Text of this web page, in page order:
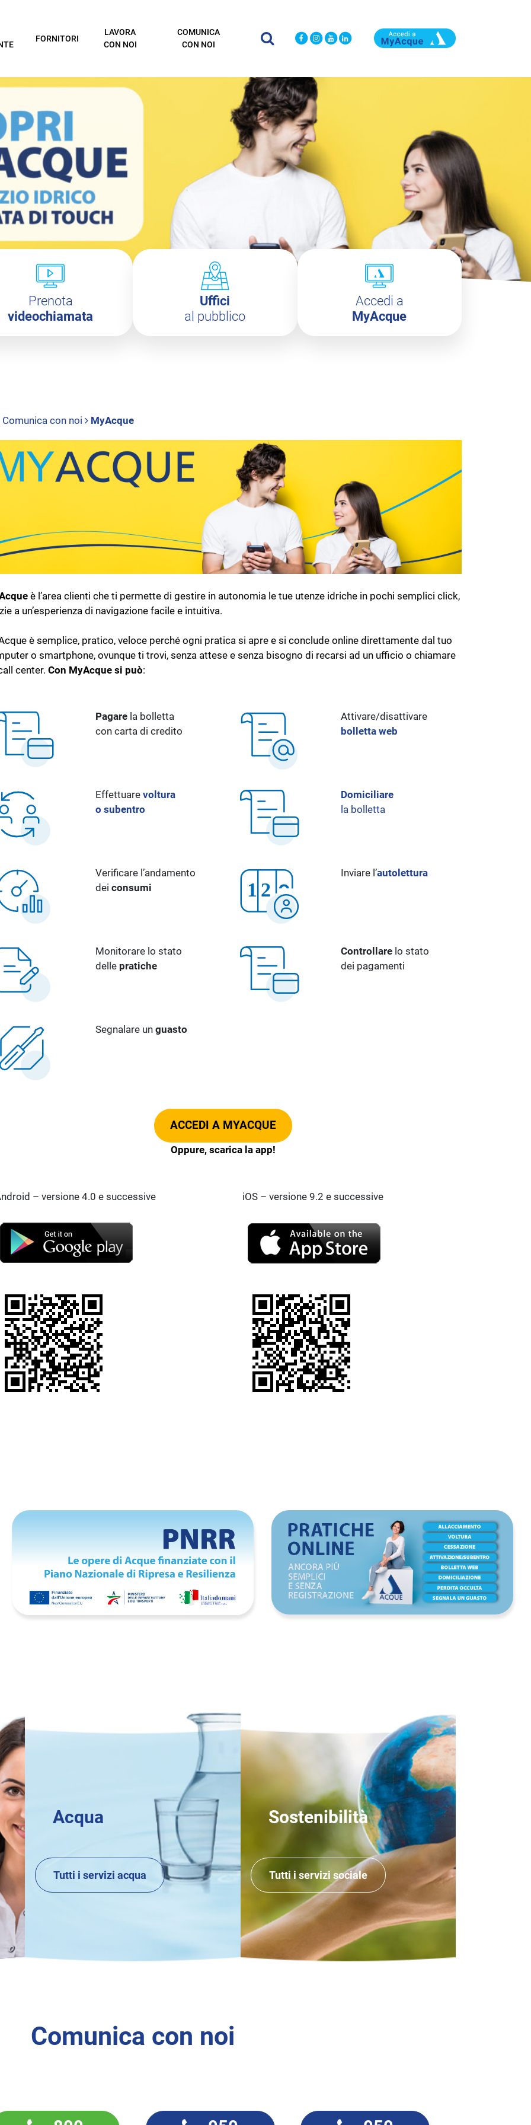
FORNITORI
LAVORA
CON NOI
COMUNICA
CON NOI
Prenota
videochiamata
Uffici
al pubblico
Accedi a
MyAcque
Comunica con noi MyAcque
è l’area clienti che ti permette di gestire in autonomia le tue utenze idriche in pochi semplici click,
a un’esperienza di navigazione facile e intuitiva.
è semplice, pratico, veloce perché ogni pratica si apre e si conclude online direttamente dal tuo
o smartphone, ovunque ti trovi, senza attese e senza bisogno di recarsi ad un ufficio o chiamare
center. Con MyAcque si può:
Pagare la bolletta
con carta di credito
Attivare/disattivare
bolletta web
Effettuare voltura
o subentro
Domiciliare
la bolletta
Verificare l’andamento
dei consumi
Inviare l’autolettura
Monitorare lo stato
delle pratiche
Controllare lo stato
dei pagamenti
Segnalare un guasto
ACCEDI A MYACQUE
Oppure, scarica la app!
– versione 4.0 e successive iOS – versione 9.2 e successive
Acqua
Tutti i servizi acqua
Sostenibilità
Tutti i servizi sociale
Comunica con noi